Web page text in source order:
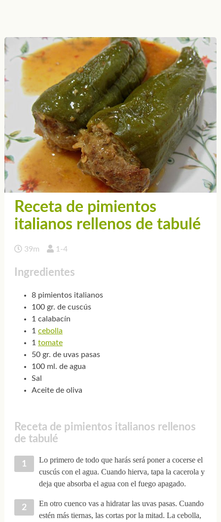
Receta de pimientos
italianos rellenos de tabulé
39m 1-4
Ingredientes
8 pimientos italianos
100 gr. de cuscús
1 calabacín
1 cebolla
1 tomate
50 gr. de uvas pasas
100 ml. de agua
Sal
Aceite de oliva
Receta de pimientos italianos rellenos
de tabulé
Lo primero de todo que harás será poner a cocerse el
cuscús con el agua. Cuando hierva, tapa la cacerola y
deja que absorba el agua con el fuego apagado.
En otro cuenco vas a hidratar las uvas pasas. Cuando
estén más tiernas, las cortas por la mitad. La cebolla,